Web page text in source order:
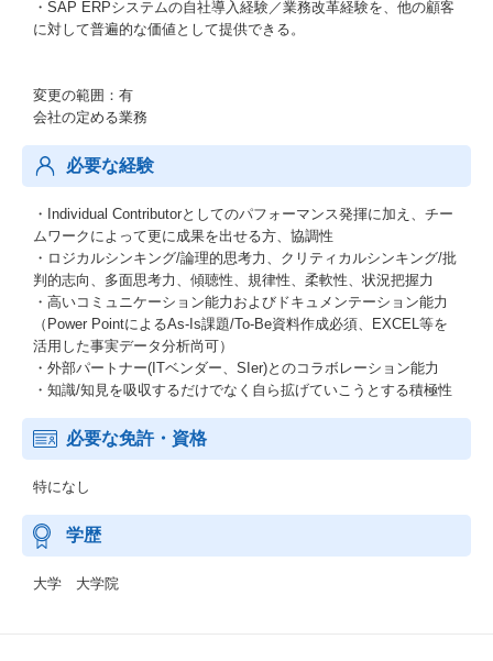
・SAP ERPシステムの自社導入経験／業務改革経験を、他の顧客
に対して普遍的な価値として提供できる。
変更の範囲：有
会社の定める業務
必要な経験
・Individual Contributorとしてのパフォーマンス発揮に加え、チー
ムワークによって更に成果を出せる方、協調性
・ロジカルシンキング/論理的思考力、クリティカルシンキング/批
判的志向、多面思考力、傾聴性、規律性、柔軟性、状況把握力
・高いコミュニケーション能力およびドキュメンテーション能力
（Power PointによるAs-Is課題/To-Be資料作成必須、EXCEL等を
活用した事実データ分析尚可）
・外部パートナー(ITベンダー、SIer)とのコラボレーション能力
・知識/知見を吸収するだけでなく自ら拡げていこうとする積極性
必要な免許・資格
特になし
学歴
大学 大学院